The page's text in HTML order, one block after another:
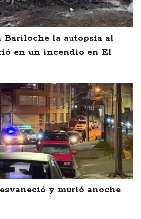
Bariloche la autopsia al
en un incendio en El
y murió anoche